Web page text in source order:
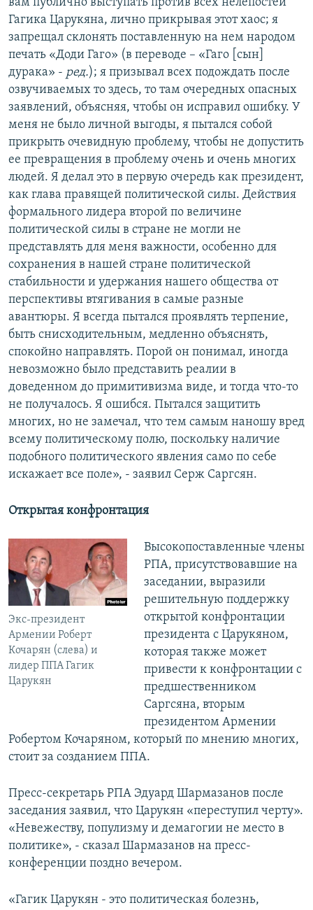
вам публично выступать против всех нелепостей
Гагика Царукяна, лично прикрывая этот хаос; я
запрещал склонять поставленную на нем народом
печать «Доди Гаго» (в переводе – «Гаго [сын]
дурака» - ред.); я призывал всех подождать после
озвучиваемых то здесь, то там очередных опасных
заявлений, объясняя, чтобы он исправил ошибку. У
меня не было личной выгоды, я пытался собой
прикрыть очевидную проблему, чтобы не допустить
ее превращения в проблему очень и очень многих
людей. Я делал это в первую очередь как президент,
как глава правящей политической силы. Действия
формального лидера второй по величине
политической силы в стране не могли не
представлять для меня важности, особенно для
сохранения в нашей стране политической
стабильности и удержания нашего общества от
перспективы втягивания в самые разные
авантюры. Я всегда пытался проявлять терпение,
быть снисходительным, медленно объяснять,
спокойно направлять. Порой он понимал, иногда
невозможно было представить реалии в
доведенном до примитивизма виде, и тогда что-то
не получалось. Я ошибся. Пытался защитить
многих, но не замечал, что тем самым наношу вред
всему политическому полю, поскольку наличие
подобного политического явления само по себе
искажает все поле», - заявил Серж Саргсян.
Открытая конфронтация
Экс-президент
Армении Роберт
Кочарян (слева) и
лидер ППА Гагик
Царукян
Высокопоставленные члены
РПА, присутствовавшие на
заседании, выразили
решительную поддержку
открытой конфронтации
президента с Царукяном,
которая также может
привести к конфронтации с
предшественником
Саргсяна, вторым
президентом Армении
Робертом Кочаряном, который по мнению многих,
стоит за созданием ППА.
Пресс-секретарь РПА Эдуард Шармазанов после
заседания заявил, что Царукян «переступил черту».
«Невежеству, популизму и демагогии не место в
политике», - сказал Шармазанов на пресс-
конференции поздно вечером.
«Гагик Царукян - это политическая болезнь,